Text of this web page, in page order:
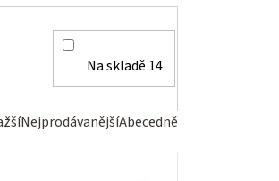
NejprodávanějšíAbecedně
Na skladě 14